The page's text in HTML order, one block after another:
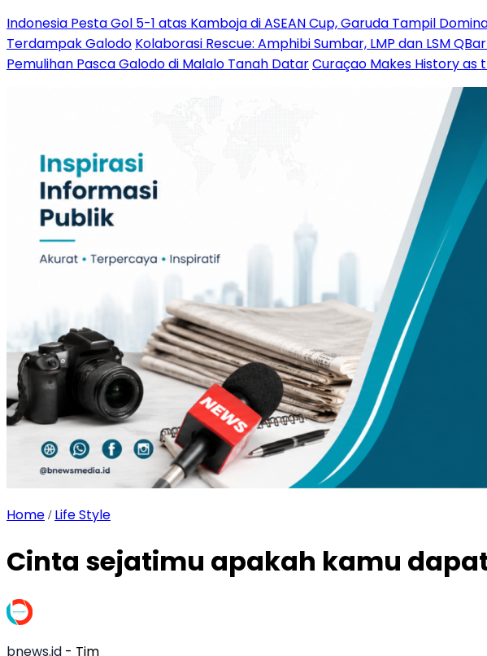
Indonesia Pesta Gol 5-1 atas Kamboja di ASEAN Cup, Garuda Tampil
Terdampak Galodo Kolaborasi Rescue: Amphibi Sumbar, LMP dan LSM
Pemulihan Pasca Galodo di Malalo Tanah DatarCuraçao Makes History as
Home / Life Style
Cinta sejatimu apakah kamu
bnews.id - Tim